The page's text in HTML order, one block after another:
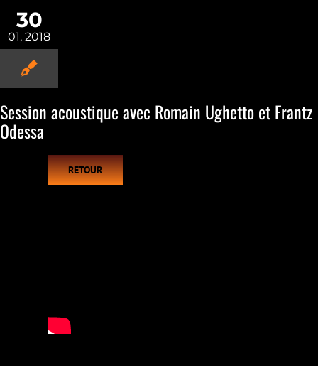
30
01, 2018
Session acoustique avec Romain Ughetto et Frantz
Odessa
RETOUR